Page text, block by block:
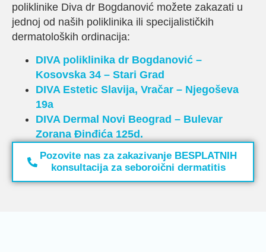
poliklinike Diva dr Bogdanović možete zakazati u
jednoj od naših poliklinika ili specijalističkih
dermatoloških ordinacija:
DIVA poliklinika dr Bogdanović –
Kosovska 34 – Stari Grad
DIVA Estetic Slavija, Vračar – Njegoševa
19a
DIVA Dermal Novi Beograd – Bulevar
Zorana Đinđića 125d.
Pozovite nas za zakazivanje BESPLATNIH
konsultacija za seboroični dermatitis